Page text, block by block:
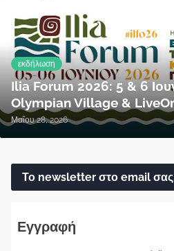
εκδήλωση
Ilia Forum 2026: 5 & 6
Olympian Village &
Μαΐου 28, 2026
Το newsletter στο email σας
Εγγραφή